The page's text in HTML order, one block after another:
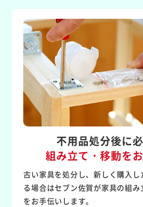
不用品処分後に
組み立て・移動を
古い家具を処分し、新しく購入し
る場合はセブン佐賀が家具の組み
をお手伝いします。